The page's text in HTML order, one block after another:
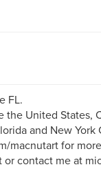
FL.
United States,
and New York
macnutart for
contact me at